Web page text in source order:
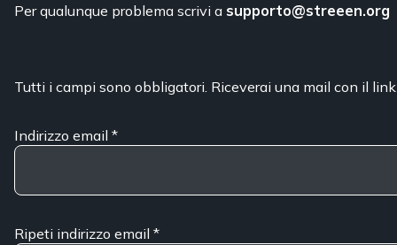
Per qualunque problema scrivi a supporto@streeen.org
Tutti i campi sono obbligatori. Riceverai una mail con il
Indirizzo email*
Ripeti indirizzo email*